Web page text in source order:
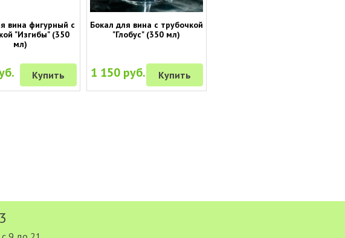
вина фигурный с
"Изгибы" (350
мл)
Купить
Бокал для вина с трубочкой
"Глобус" (350 мл)
1 150 руб. Купить